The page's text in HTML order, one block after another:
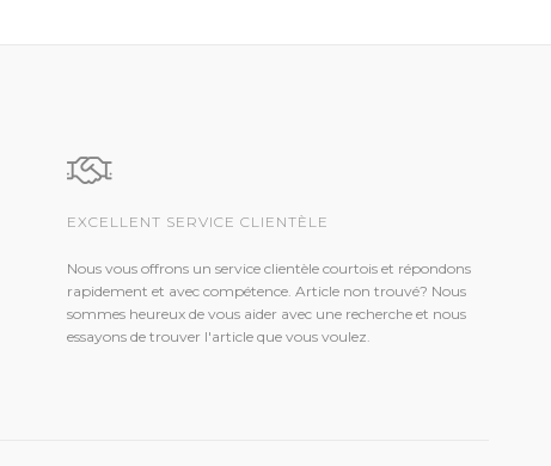
EXCELLENT SERVICE CLIENTÈLE
Nous vous offrons un service clientèle courtois et répondons
rapidement et avec compétence. Article non trouvé? Nous
sommes heureux de vous aider avec une recherche et nous
essayons de trouver l'article que vous voulez.